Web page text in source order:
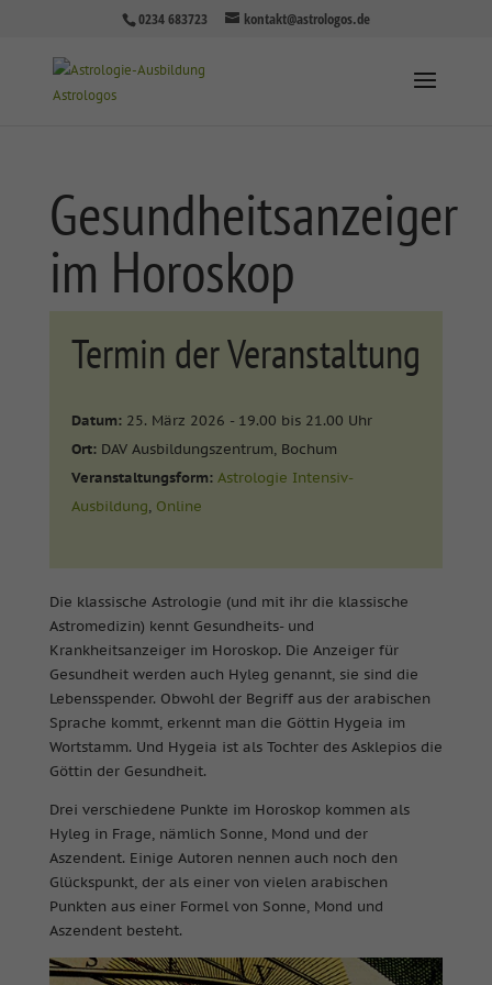
0234 683723 kontakt@astrologos.de
Gesundheitsanzeiger
im Horoskop
Termin der Veranstaltung
Datum:25. März 2026 - 19.00 bis 21.00 Uhr
Ort: DAV Ausbildungszentrum, Bochum
Veranstaltungsform: Astrologie Intensiv-
Ausbildung, Online
Die klassische Astrologie (und mit ihr die klassische
Astromedizin) kennt Gesundheits- und
Krankheitsanzeiger im Horoskop. Die Anzeiger für
Gesundheit werden auch Hyleg genannt, sie sind die
Lebensspender. Obwohl der Begriff aus der arabischen
Sprache kommt, erkennt man die Göttin Hygeia im
Wortstamm. Und Hygeia ist als Tochter des Asklepios die
Göttin der Gesundheit.
Drei verschiedene Punkte im Horoskop kommen als
Hyleg in Frage, nämlich Sonne, Mond und der
Aszendent. Einige Autoren nennen auch noch den
Glückspunkt, der als einer von vielen arabischen
Punkten aus einer Formel von Sonne, Mond und
Aszendent besteht.